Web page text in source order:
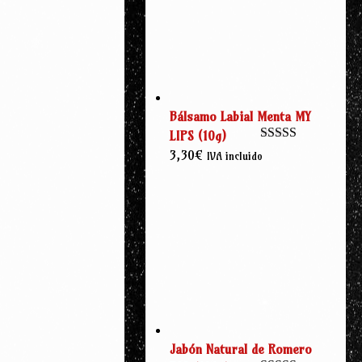
Bálsamo Labial Menta MY
LIPS (10g)
Valorado con
5.00
3,30€ IVA incluido
Jabón Natural de Romero